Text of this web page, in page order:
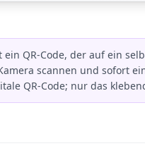
ein QR-Code, der auf ein
scannen und sofort
QR-Code; nur das